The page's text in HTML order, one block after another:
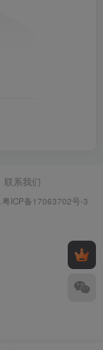
联系我们
粤ICP备17063702号-3